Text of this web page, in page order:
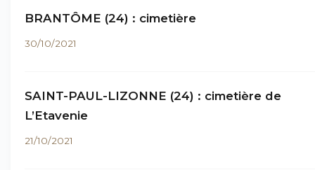
BRANTÔME (24) : cimetière
30/10/2021
SAINT-PAUL-LIZONNE (24) : cimetière de
L’Etavenie
21/10/2021